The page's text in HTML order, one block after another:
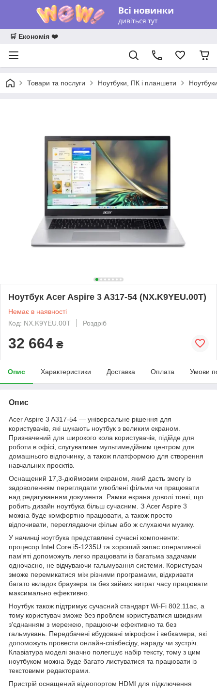
🛒 Економія ❤️
Товари та послуги Ноутбуки, ПК і планшети
Ноутбук Acer Aspire 3 A317-54 (NX.K9YEU.00T)
Немає в наявності
Код: NX.K9YEU.00T
Роздріб
32 664 ₴
Опис Характеристики Доставка Оплата Умови
Опис
Acer Aspire 3 A317-54 — універсальне рішення для
користувачів, які шукають ноутбук з великим екраном.
Призначений для широкого кола користувачів, підійде для
роботи в офісі, слугуватиме мультимедійним центром для
домашнього відпочинку, а також платформою для створення
навчальних проєктів.
Оснащений 17,3-дюймовим екраном, який дасть змогу із
задоволенням переглядати улюблені фільми чи працювати
над редагуванням документа. Рамки екрана доволі тонкі, що
робить дизайн ноутбука більш сучасним. З Acer Aspire 3
можна буде комфортно працювати, а також просто
відпочивати, переглядаючи фільм або ж слухаючи музику.
У начинці ноутбука представлені сучасні компоненти:
процесор Intel Core i5-1235U та хороший запас оперативної
пам'яті допоможуть легко працювати із багатьма задачами
одночасно, не відчуваючи гальмування системи. Користувач
зможе перемикатися між різними програмами, відкривати
багато вкладок браузера та без зайвих витрат часу працювати
максимально ефективно.
Ноутбук також підтримує сучасний стандарт Wi-Fi 802.11ac, а
тому користувач зможе без проблем користуватися швидким
з'єднанням з мережею, працюючи ефективно та без
гальмувань. Передбачені вбудовані мікрофон і вебкамера, які
допоможуть провести онлайн-співбесіду, нараду чи зустріч.
Клавіатура моделі значно полегшує набір тексту, тому з цим
ноутбуком можна буде багато листуватися та працювати із
текстовими редакторами.
Пристрій оснащений відеопортом HDMI для підключення